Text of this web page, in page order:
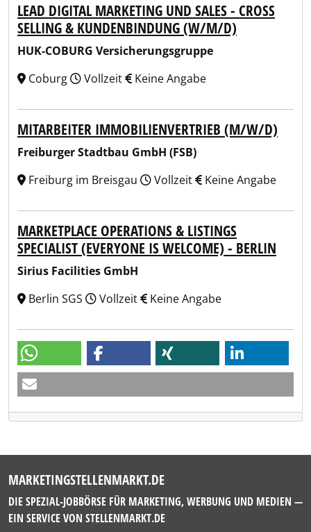
LEAD DIGITAL MARKETING UND SALES - CROSS
SELLING & KUNDENBINDUNG (W/M/D)
HUK-COBURG Versicherungsgruppe
Coburg
Vollzeit Keine Angabe
MITARBEITER IMMOBILIENVERTRIEB (M/W/D)
Freiburger Stadtbau GmbH (FSB)
Freiburg im Breisgau
Vollzeit Keine Angabe
MARKETPLACE OPERATIONS & LISTINGS
SPECIALIST (EVERYONE IS WELCOME) - BERLIN
Sirius Facilities GmbH
Berlin SGS
Vollzeit Keine Angabe
MARKETINGSTELLENMARKT.DE
DIE SPEZIAL-JOBBÖRSE FÜR MARKETING, WERBUNG UND MEDIEN —
EIN SERVICE VON STELLENMARKT.DE